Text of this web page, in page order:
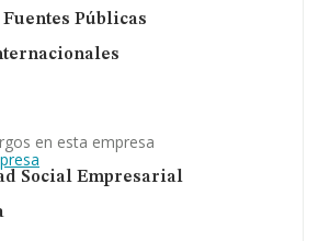
Públicas
en esta empresa
Social Empresarial